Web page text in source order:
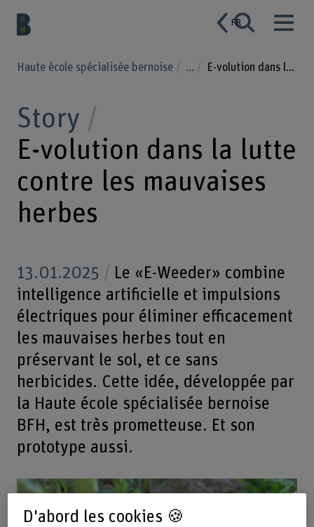
FR
Haute école spécialisée bernoise ... E-volution dans la lutte contre les mauvaises herbes
Story
E-volution dans la lutte
contre les mauvaises
herbes
13.01.2025
Le «E-Weeder» combine
intelligence artificielle et impulsions
électriques pour éliminer efficacement
les mauvaises herbes tout en
préservant le sol, et ce sans
herbicides. Cette idée, développée par
la Haute école spécialisée bernoise
BFH, est très prometteuse. Et son
prototype aussi.
D'abord les cookies 🍪